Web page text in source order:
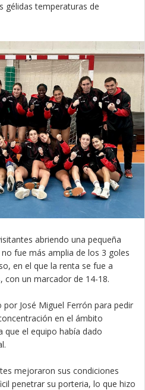
gélidas temperaturas de
abriendo una pequeña
fue más amplia de los 3 goles
en el que la renta se fue a
un marcador de 14-18.
José Miguel Ferrón para pedir
en el ámbito
que el equipo había dado
mejoraron sus condiciones
penetrar su porteria, lo que hizo